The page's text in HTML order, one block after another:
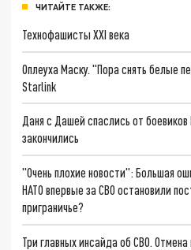
ЧИТАЙТЕ ТАКЖЕ:
Технофашисты XXI века
Оплеуха Маску. "Пора снять белые
Starlink
Даня с Дашей спаслись от
закончились
"Очень плохие новости": Большая
НАТО впервые за СВО остановили
приграничье?
Три главных инсайда об СВО.